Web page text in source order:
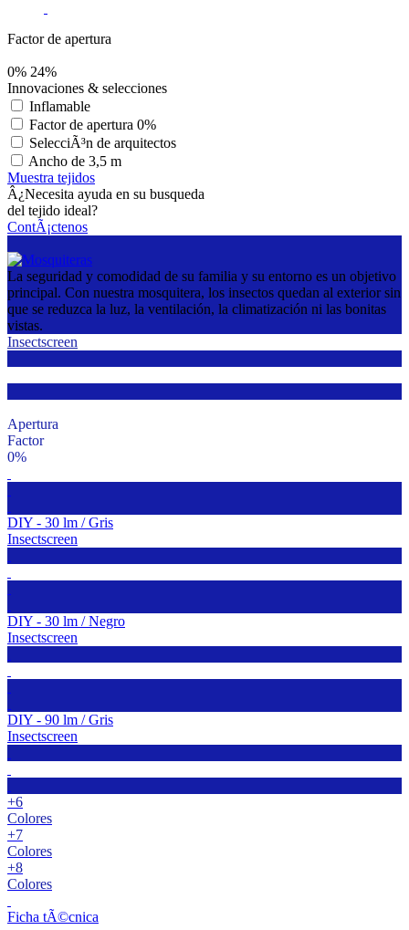
Factor de apertura
0% 24%
Innovaciones & selecciones
Inflamable
Factor de apertura 0%
SelecciÃ³n de arquitectos
Ancho de 3,5 m
Muestra tejidos
Â¿Necesita ayuda en su busqueda
del tejido ideal?
ContÃ¡ctenos
La seguridad y comodidad de su familia y su entorno es un objetivo
principal. Con nuestra mosquitera, los insectos quedan al exterior sin
que se reduzca la luz, la ventilación, la climatización ni las bonitas
vistas.
Insectscreen
Apertura
Factor
0%
DIY - 30 lm / Gris
Insectscreen
DIY - 30 lm / Negro
Insectscreen
DIY - 90 lm / Gris
Insectscreen
+6
Colores
+7
Colores
+8
Colores
Ficha tÃ©cnica